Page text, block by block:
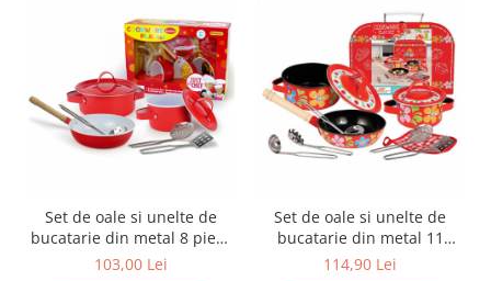
Set de oale si unelte de
bucatarie din metal 8 piese
rosu
103,00 Lei
Set de oale si unelte de
bucatarie din metal 11
piese in valiza cu floricele
114,90 Lei